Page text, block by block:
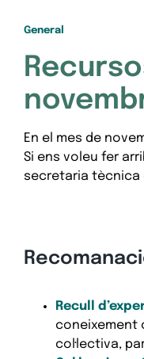
General
En el mes de
Si ens voleu fer
secretaria tècnica
Recull
coneixement
col·lectiva,